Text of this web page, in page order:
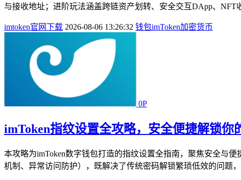
与接收地址；进阶玩法涵盖跨链资产划转、安全交互DApp、
imtoken官网下载 2026-08-06 13:26:32 钱包imToken加密货币
0P
imToken指纹设置全攻略，安全便捷解锁你
本攻略为imToken数字钱包打造的指纹设置全指南，聚焦安全与
机制、异常访问防护），既解决了传统密码解锁繁琐低效的问题